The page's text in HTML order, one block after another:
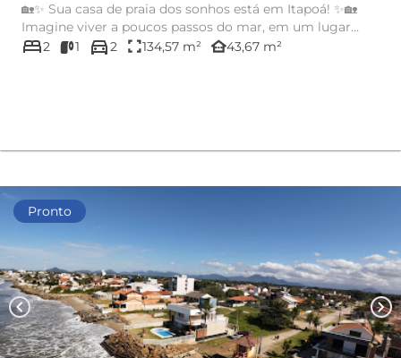
🏡✨ Sua casa de praia dos sonhos está em Itapoá! ✨🏡
Imagine viver a poucos passos do mar, em um lugar
tranquilo, segur...
bed2 1 directions_car2 fullscreen134,57 m² other_houses43,67 m²
Pronto
chevron_left chevron_right